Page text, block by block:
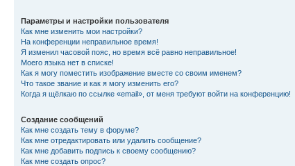
Параметры и настройки пользователя
Как мне изменить мои настройки?
На конференции неправильное время!
Я изменил часовой пояс, но время всё равно неправильное!
Моего языка нет в списке!
Как я могу поместить изображение вместе со своим именем?
Что такое звание и как я могу изменить его?
Когда я щёлкаю по ссылке «email», от меня требуют войти на конференцию!
Создание сообщений
Как мне создать тему в форуме?
Как мне отредактировать или удалить сообщение?
Как мне добавить подпись к своему сообщению?
Как мне создать опрос?